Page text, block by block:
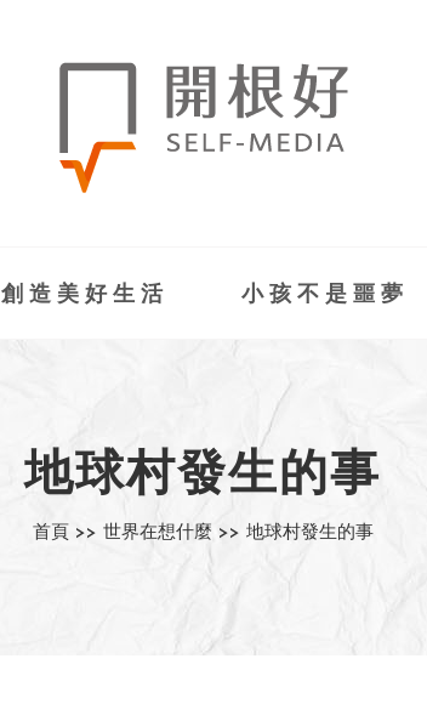
創造美好生活 小孩不是噩夢
地球村發生的事
首頁 >> 世界在想什麼 >> 地球村發生的事